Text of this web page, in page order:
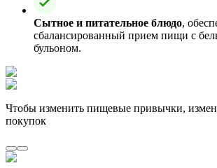
Сытное и питательное блюдо,
сбалансированный прием пищи с
бульоном.
Чтобы изменить пищевые привычки,
покупок